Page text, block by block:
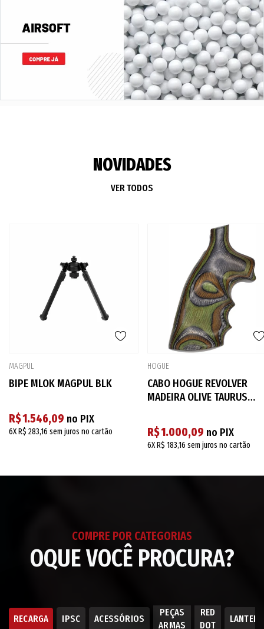
NOVIDADES
VER TODOS
MAGPUL
BIPE MLOK MAGPUL BLK
R$ 1.546,09 no PIX
6XR$ 283,16 sem juros no cartão
HOGUE
CABO HOGUE REVOLVER
MADEIRA OLIVE TAURUS
R$ 1.000,09 no PIX
6XR$ 183,16 sem juros no cartão
COMPRE POR CATEGORIAS
OQUE VOCÊ PROCURA?
RECARGA IPSC ACESSÓRIOS
PEÇAS
ARMAS
RED
DOT